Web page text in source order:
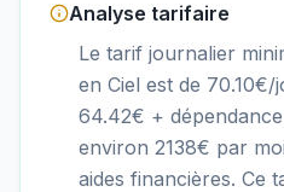
Analyse tarifaire
Le tarif journalier
en Ciel est de
64.42€ +
environ 2138€ par
aides financières. Ce